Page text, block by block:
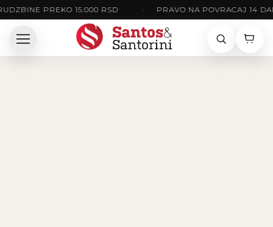
PREKO 15.000 RSD PRAVO NA POVRACAJ 14